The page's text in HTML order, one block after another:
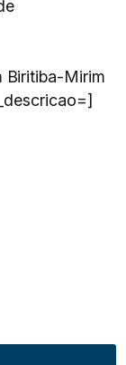
Biritiba-Mirim